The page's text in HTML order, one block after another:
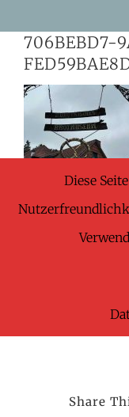
content
706BEBD7-
Share
Diese